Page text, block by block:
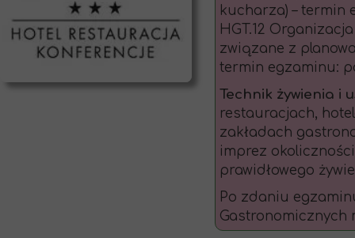
kucharza) – termin
HGT.12
związane z
termin egzaminu:
Technik żywienia i
restauracjach,
zakładach
imprez
prawidłowego
Po zdaniu
Gastronomicznych